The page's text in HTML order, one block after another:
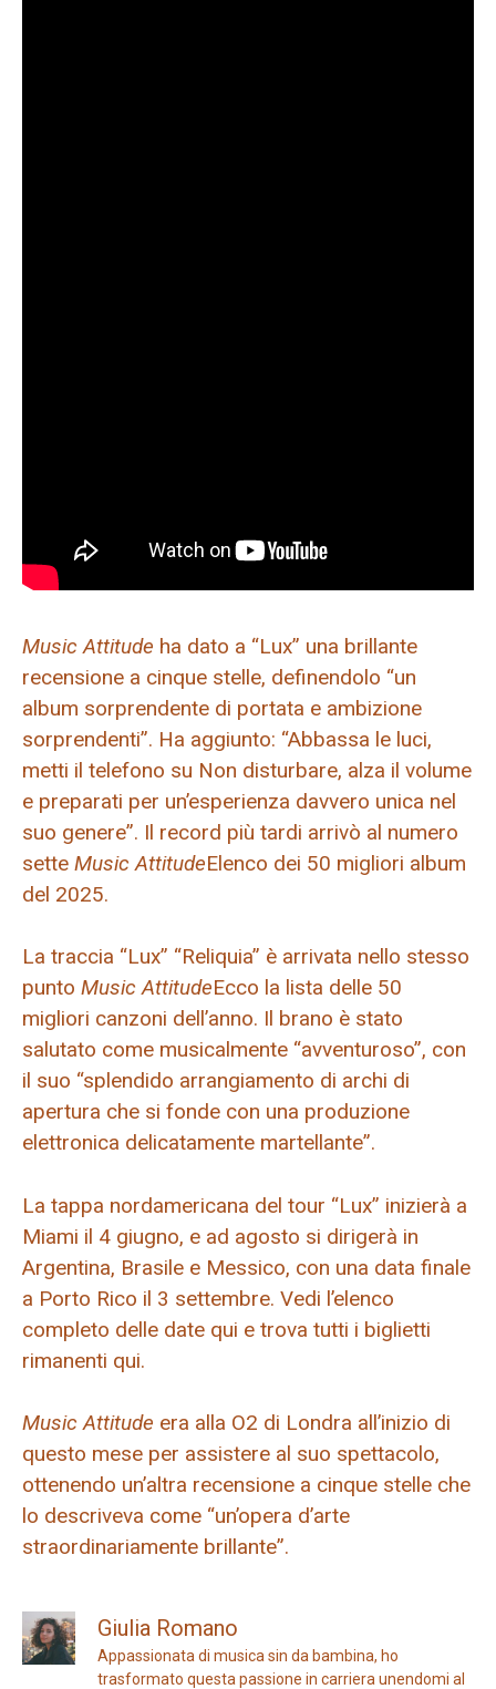
Music Attitude ha dato a “Lux” una brillante
recensione a cinque stelle, definendolo “un
album sorprendente di portata e ambizione
sorprendenti”. Ha aggiunto: “Abbassa le luci,
metti il ​​telefono su Non disturbare, alza il volume
e preparati per un’esperienza davvero unica nel
suo genere”. Il record più tardi arrivò al numero
sette Music AttitudeElenco dei 50 migliori album
del 2025.
La traccia “Lux” “Reliquia” è arrivata nello stesso
punto Music AttitudeEcco la lista delle 50
migliori canzoni dell’anno. Il brano è stato
salutato come musicalmente “avventuroso”, con
il suo “splendido arrangiamento di archi di
apertura che si fonde con una produzione
elettronica delicatamente martellante”.
La tappa nordamericana del tour “Lux” inizierà a
Miami il 4 giugno, e ad agosto si dirigerà in
Argentina, Brasile e Messico, con una data finale
a Porto Rico il 3 settembre. Vedi l’elenco
completo delle date qui e trova tutti i biglietti
rimanenti qui.
Music Attitude era alla O2 di Londra all’inizio di
questo mese per assistere al suo spettacolo,
ottenendo un’altra recensione a cinque stelle che
lo descriveva come “un’opera d’arte
straordinariamente brillante”.
Giulia Romano
Appassionata di musica sin da bambina, ho
trasformato questa passione in carriera unendomi al